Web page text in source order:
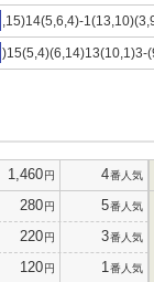
,15)14(5,6,4)-
)15(5,4)(6,14)13(10,1)3-
1,460円 4番人気
280円 5番人気
220円 3番人気
120円 1 番人気